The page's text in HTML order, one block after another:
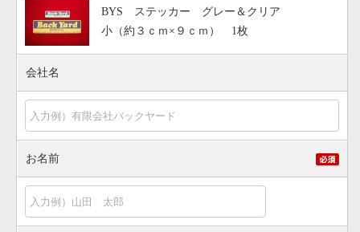
BYS ステッカー グレー＆クリア
小（約３ｃｍ×９ｃｍ） 1枚
会社名
お名前